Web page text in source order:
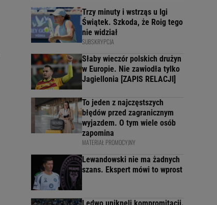
Trzy minuty i wstrząs u Igi
Świątek. Szkoda, że Roig tego
nie widział
SUBSKRYPCJA
Słaby wieczór polskich drużyn
w Europie. Nie zawiodła tylko
Jagiellonia [ZAPIS RELACJI]
To jeden z najczęstszych
błędów przed zagranicznym
wyjazdem. O tym wiele osób
zapomina
MATERIAŁ PROMOCYJNY
Lewandowski nie ma żadnych
szans. Ekspert mówi to wprost